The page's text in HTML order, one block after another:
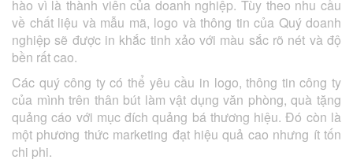
hào vì là thành viên của doanh nghiệp. Tùy theo nhu cầu
về chất liệu và mẫu mã, logo và thông tin của Quý doanh
nghiệp sẽ được in khắc tinh xảo với màu sắc rõ nét và độ
bền rất cao.
Các quý công ty có thể yêu cầu in logo, thông tin công ty
của mình trên thân bút làm vật dụng văn phòng, quà tặng
quảng cáo với mục đích quảng bá thương hiệu. Đó còn là
một phương thức marketing đạt hiệu quả cao nhưng ít tốn
chi phi.